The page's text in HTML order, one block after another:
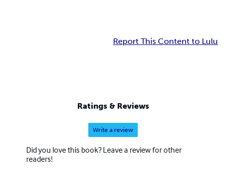
Report This Content to Lulu
Ratings & Reviews
Write a review
Did you love this book? Leave a review for other
readers!